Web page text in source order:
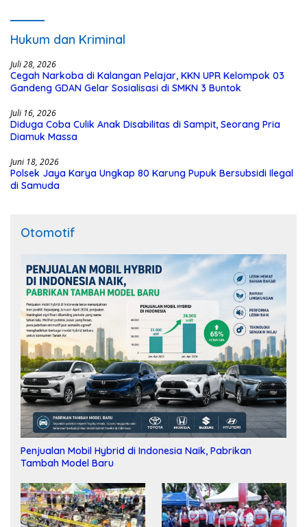
Hukum dan Kriminal
Juli 28, 2026
Cegah Narkoba di Kalangan Pelajar, KKN UPR Kelompok 03
Gandeng GDAN Gelar Sosialisasi di SMKN 3 Buntok
Juli 16, 2026
Diduga Coba Culik Anak Disabilitas di Sampit, Seorang Pria
Diamuk Massa
Juni 18, 2026
Polsek Jaya Karya Ungkap 80 Karung Pupuk Bersubsidi Ilegal
di Samuda
Otomotif
Penjualan Mobil Hybrid di Indonesia Naik, Pabrikan
Tambah Model Baru